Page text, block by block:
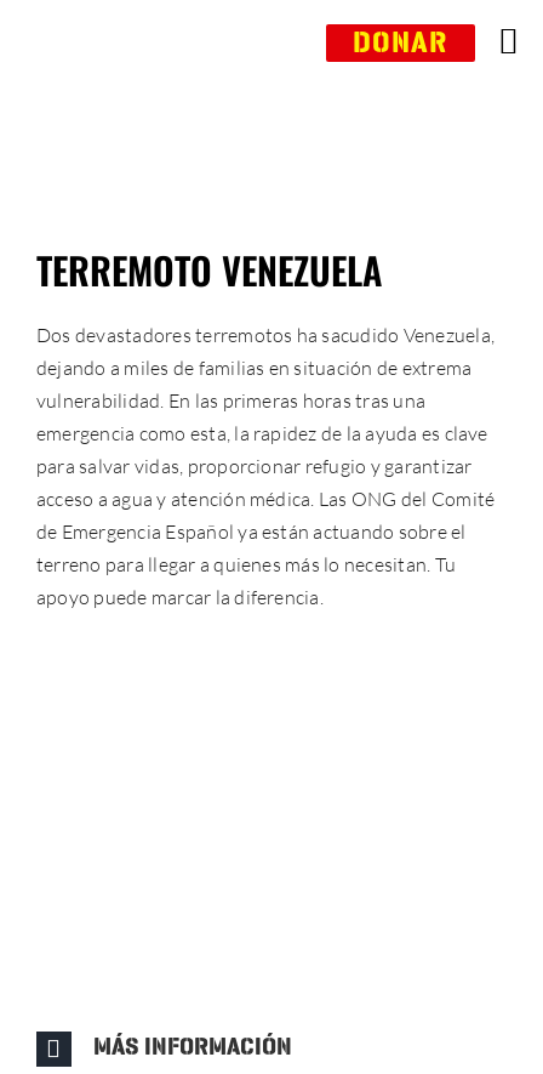
DONAR
TERREMOTO VENEZUELA
Dos devastadores terremotos ha sacudido Venezuela,
dejando a miles de familias en situación de extrema
vulnerabilidad. En las primeras horas tras una
emergencia como esta, la rapidez de la ayuda es clave
para salvar vidas, proporcionar refugio y garantizar
acceso a agua y atención médica. Las ONG del Comité
de Emergencia Español ya están actuando sobre el
terreno para llegar a quienes más lo necesitan. Tu
apoyo puede marcar la diferencia.
MÁS INFORMACIÓN